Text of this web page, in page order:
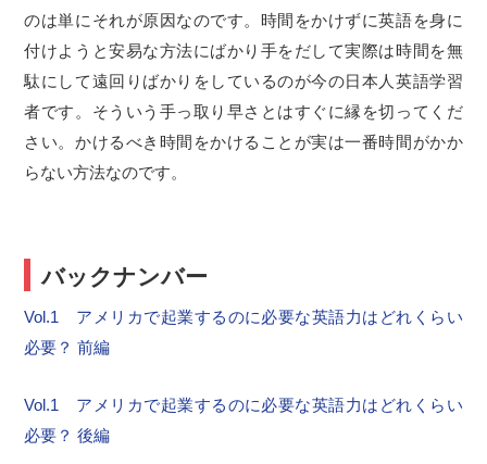
のは単にそれが原因なのです。時間をかけずに英語を身に
付けようと安易な方法にばかり手をだして実際は時間を無
駄にして遠回りばかりをしているのが今の日本人英語学習
者です。そういう手っ取り早さとはすぐに縁を切ってくだ
さい。かけるべき時間をかけることが実は一番時間がかか
らない方法なのです。
バックナンバー
Vol.1 アメリカで起業するのに必要な英語力はどれくらい
必要？ 前編
Vol.1 アメリカで起業するのに必要な英語力はどれくらい
必要？ 後編